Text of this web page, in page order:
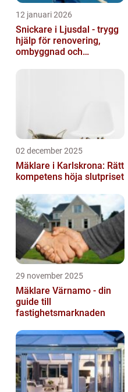
12 januari 2026
Snickare i Ljusdal - trygg
hjälp för renovering,
ombyggnad och
02 december 2025
Mäklare i Karlskrona: Rätt
kompetens höja slutpriset
29 november 2025
Mäklare Värnamo - din
guide till
fastighetsmarknaden